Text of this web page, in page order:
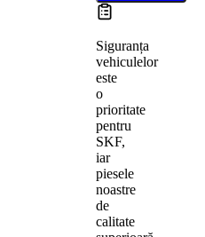
Siguranța
vehiculelor
este
o
prioritate
pentru
SKF,
iar
piesele
noastre
de
calitate